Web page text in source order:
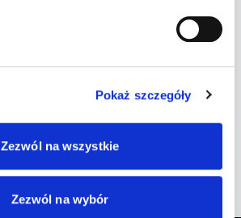
Pokaż szczegóły
Zezwól na wszystkie
Zezwól na wybór